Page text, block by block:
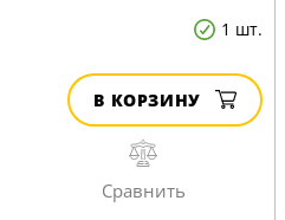
1 шт.
В КОРЗИНУ